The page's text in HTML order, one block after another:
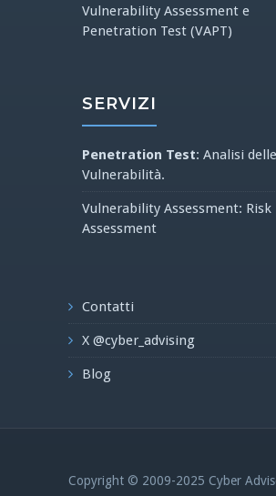
Vulnerability Assessment e
Penetration Test (VAPT)
SERVIZI
Penetration Test: Analisi delle
Vulnerabilità.
Vulnerability Assessment: Risk
Assessment
Contatti
X @cyber_advising
Blog
Copyright © 2009-2025 Cyber